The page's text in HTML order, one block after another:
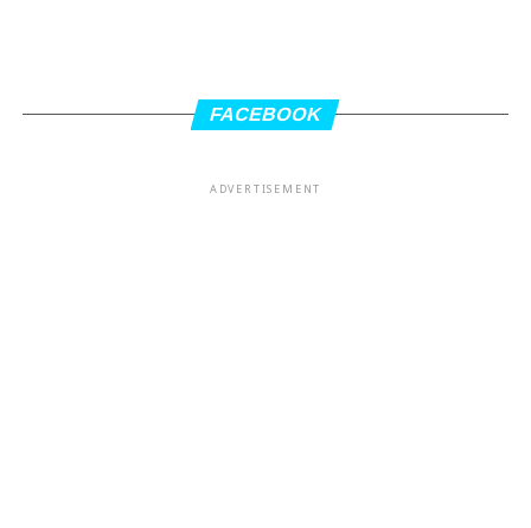
FACEBOOK
ADVERTISEMENT